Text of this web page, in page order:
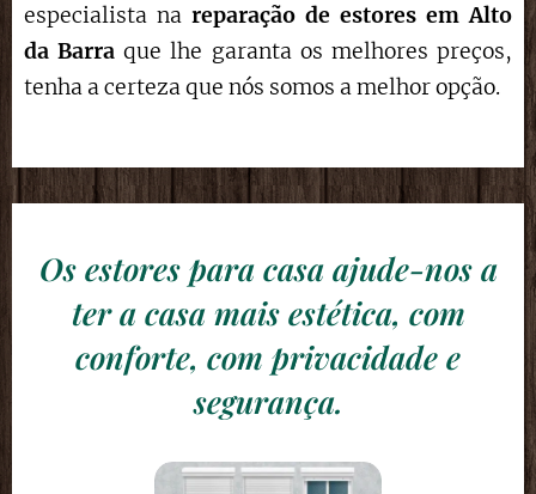
especialista na reparação de estores em Alto
da Barra que lhe garanta os melhores preços,
tenha a certeza que nós somos a melhor opção.
Os estores para casa ajude-nos a
ter a casa mais estética, com
conforte, com privacidade e
segurança.